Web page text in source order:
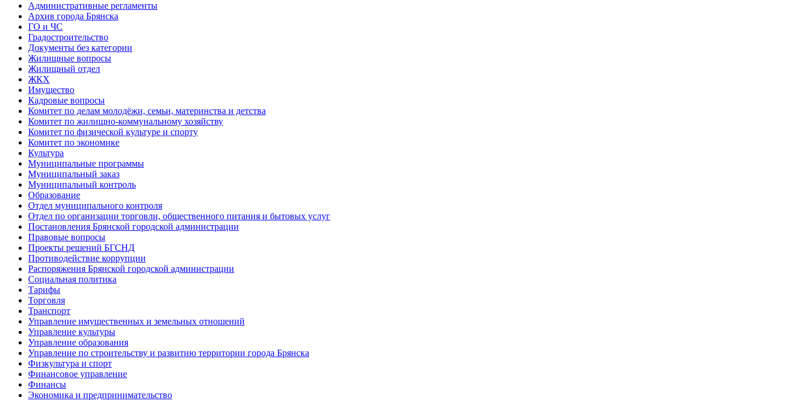
Административные регламенты
Архив города Брянска
ГО и ЧС
Градостроительство
Документы без категории
Жилищные вопросы
Жилищный отдел
ЖКХ
Имущество
Кадровые вопросы
Комитет по делам молодёжи, семьи, материнства и детства
Комитет по жилищно-коммунальному хозяйству
Комитет по физической культуре и спорту
Комитет по экономике
Культура
Муниципальные программы
Муниципальный заказ
Муниципальный контроль
Образование
Отдел муниципального контроля
Отдел по организации торговли, общественного питания и бытовых услуг
Постановления Брянской городской администрации
Правовые вопросы
Проекты решений БГСНД
Противодействие коррупции
Распоряжения Брянской городской администрации
Социальная политика
Тарифы
Торговля
Транспорт
Управление имущественных и земельных отношений
Управление культуры
Управление образования
Управление по строительству и развитию территории города Брянска
Физкультура и спорт
Финансовое управление
Финансы
Экономика и предпринимательство